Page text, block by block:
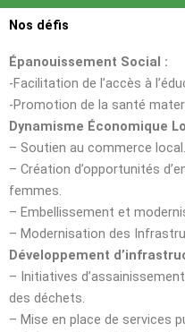
Nos défis
Épanouissement Social :
-Facilitation de l’accès à
-Promotion de la santé
Dynamisme Économique
– Soutien au commerce local.
– Création d’opportunités
femmes.
– Embellissement et
– Modernisation des
Développement
– Initiatives
des déchets.
– Mise en place de services